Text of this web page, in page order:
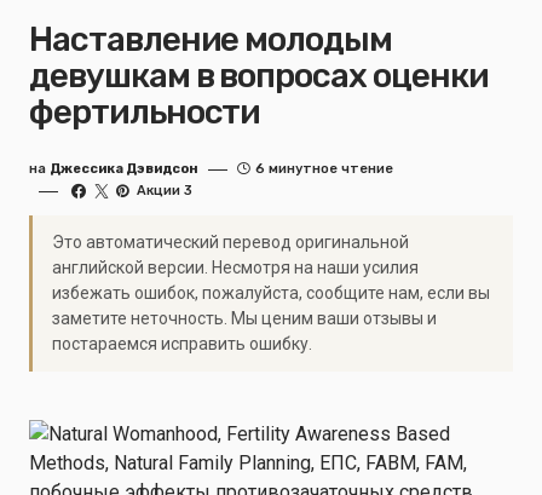
Наставление молодым
девушкам в вопросах оценки
фертильности
на Джессика Дэвидсон
6 минутное чтение
Акции 3
Это автоматический перевод оригинальной
английской версии. Несмотря на наши усилия
избежать ошибок, пожалуйста, сообщите нам, если вы
заметите неточность. Мы ценим ваши отзывы и
постараемся исправить ошибку.